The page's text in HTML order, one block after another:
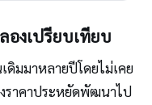
องเปรียบเทียบ
ดิมมาหลายปีโดยไม่เคย
ราคาประหยัดพัฒนาไป